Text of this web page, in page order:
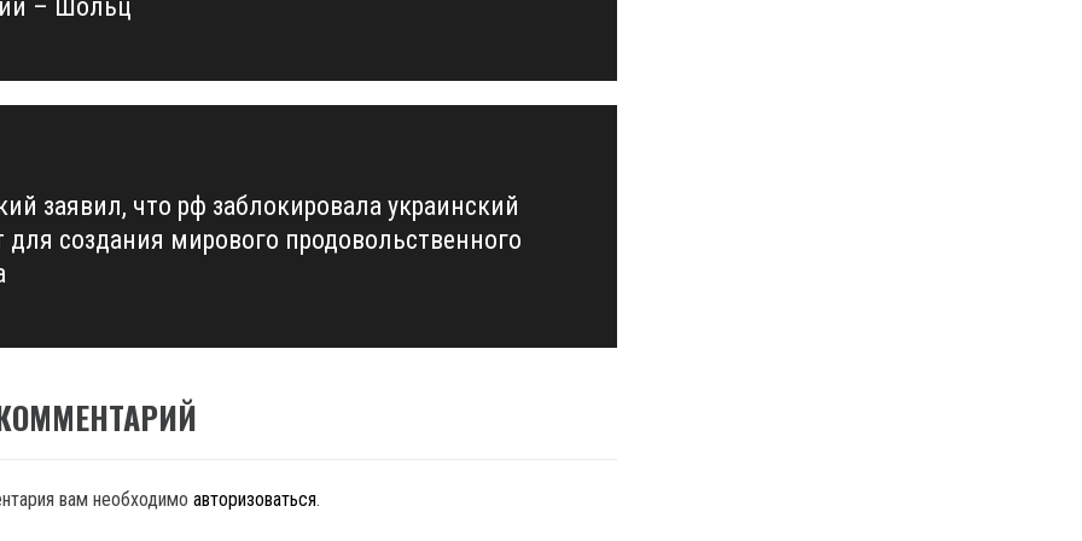
– Шольц
заявил, что рф заблокировала украинский
для создания мирового продовольственного
вам необходимо авторизоваться.